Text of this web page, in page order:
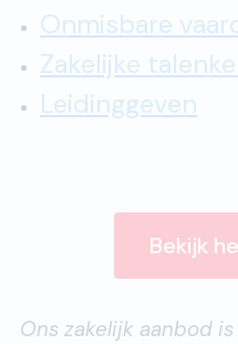
Onmisbare
Zakelijke
Leidinggeven
Bekijk
Ons zakelijk aanbod